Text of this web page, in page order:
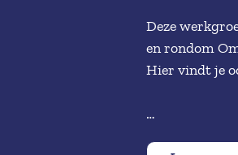
Deze
en rondom
Hier vindt je
Klik hier